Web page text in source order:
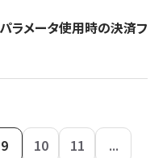
ラメータ使用時の決済フ
9 10 11
...